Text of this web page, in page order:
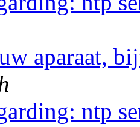
aparaat,
ntp